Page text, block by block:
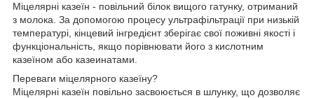
Міцелярні казеїн - повільний білок вищого гатунку, отриманий
з молока. За допомогою процесу ультрафільтрації при низькій
температурі, кінцевий інгредієнт зберігає свої поживні якості і
функціональність, якщо порівнювати його з кислотним
казеїном або казеинатами.
Переваги міцелярного казеїну?
Міцелярні казеїн повільно засвоюється в шлунку, що дозволяє